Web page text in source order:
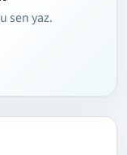
sen yaz.